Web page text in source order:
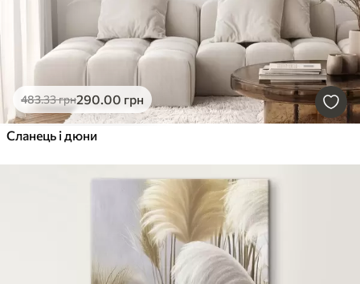
483.33грн290.00 грн
Сланець і дюни